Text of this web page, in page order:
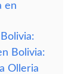
en
Bolivia:
Olleria